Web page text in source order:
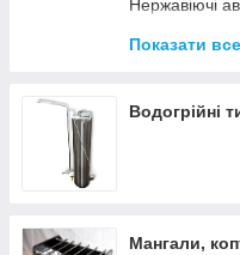
Нержавіючі
Промислові
Комплектуючі
Показати все
Водогрійні
Мангали,